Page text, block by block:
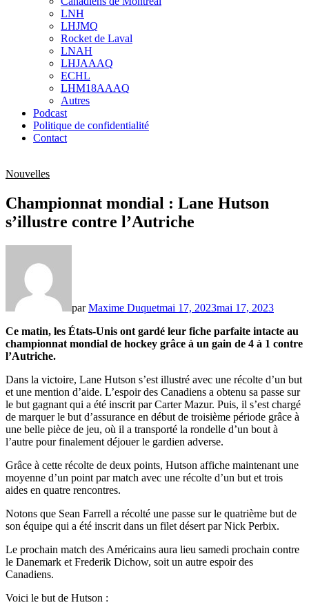
sub
menu
LNH
LHJMQ
Rocket de Laval
LNAH
LHJAAAQ
ECHL
LHM18AAAQ
Autres
Podcast
Politique de confidentialité
Contact
Nouvelles
Championnat mondial : Lane Hutson
s’illustre contre l’Autriche
parMaxime Duquetmai 17, 2023mai 17, 2023
Ce matin, les États-Unis ont gardé leur fiche parfaite intacte au
championnat mondial de hockey grâce à un gain de 4 à 1 contre
l’Autriche.
Dans la victoire, Lane Hutson s’est illustré avec une récolte d’un but
et une mention d’aide. L’espoir des Canadiens a obtenu sa passe sur
le but gagnant qui a été inscrit par Carter Mazur. Puis, il s’est chargé
de marquer le but d’assurance en début de troisième période grâce à
une belle pièce de jeu, où il a transporté la rondelle d’un bout à
l’autre pour finalement déjouer le gardien adverse.
Grâce à cette récolte de deux points, Hutson affiche maintenant une
moyenne d’un point par match avec une récolte d’un but et trois
aides en quatre rencontres.
Notons que Sean Farrell a récolté une passe sur le quatrième but de
son équipe qui a été inscrit dans un filet désert par Nick Perbix.
Le prochain match des Américains aura lieu samedi prochain contre
le Danemark et Frederik Dichow, soit un autre espoir des
Canadiens.
Voici le but de Hutson :